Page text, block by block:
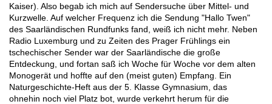
Kaiser). Also begab ich mich auf Sendersuche über Mittel- und
Kurzwelle. Auf welcher Frequenz ich die Sendung "Hallo Twen"
des Saarländischen Rundfunks fand, weiß ich nicht mehr. Neben
Radio Luxemburg und zu Zeiten des Prager Frühlings ein
tschechischer Sender war der Saarländische die große
Entdeckung, und fortan saß ich Woche für Woche vor dem alten
Monogerät und hoffte auf den (meist guten) Empfang. Ein
Naturgeschichte-Heft aus der 5. Klasse Gymnasium, das
ohnehin noch viel Platz bot, wurde verkehrt herum für die